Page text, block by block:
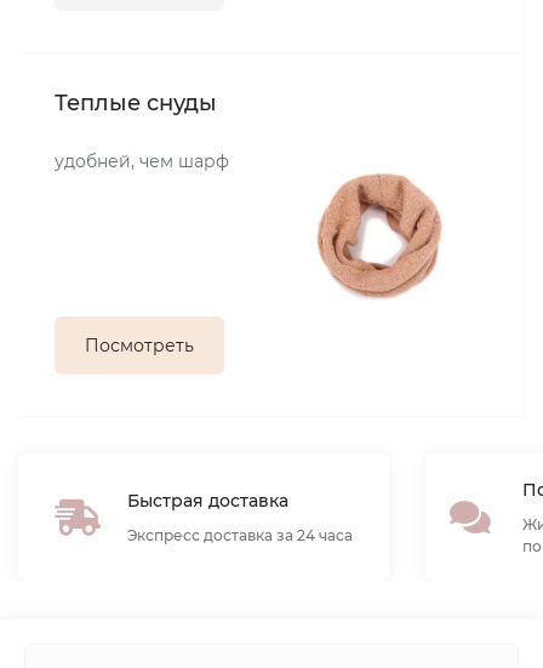
Теплые снуды
удобней, чем шарф
Посмотреть
Быстрая доставка
Экспресс доставка за 24 часа